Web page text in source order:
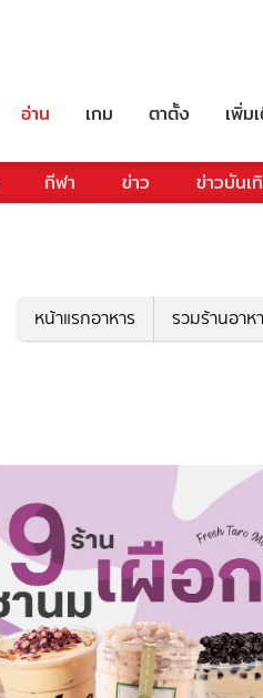
อ่าน เกม ตาตั้ง เพิ่ม
กีฬา ข่าว ข่าวบันเ
หน้าแรกอาหาร รวมร้านอาห